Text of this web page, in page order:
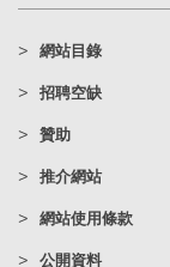
網站目錄
招聘空缺
贊助
推介網站
網站使用條款
公開資料